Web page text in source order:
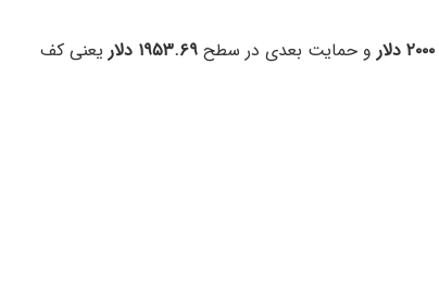
۲۰۰۰ دلار و حمایت بعدی در سطح ۱۹۵۳.۶۹ دلار
یعنی کف